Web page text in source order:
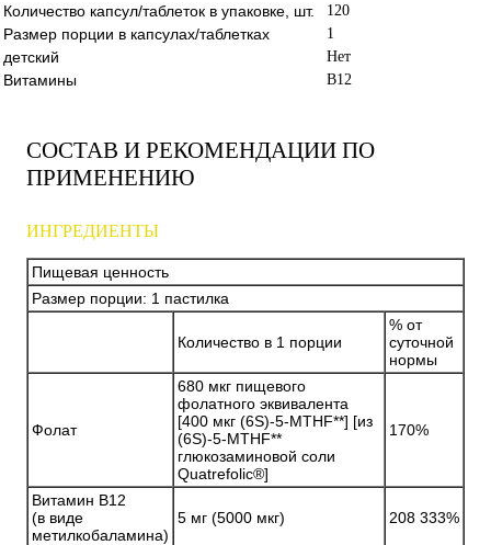
Количество капсул/таблеток в упаковке, шт. 120
Размер порции в капсулах/таблетках 1
детский Нет
Витамины B12
СОСТАВ И РЕКОМЕНДАЦИИ ПО
ПРИМЕНЕНИЮ
ИНГРЕДИЕНТЫ
Пищевая ценность
Размер порции: 1 пастилка
Количество в 1 порции
% от
суточной
нормы
Фолат
680 мкг пищевого
фолатного эквивалента
[400 мкг (6S)-5-MTHF**] [из
(6S)-5-MTHF**
глюкозаминовой соли
Quatrefolic®]
170%
Витамин B12
(в виде
метилкобаламина)
5 мг (5000 мкг) 208 333%